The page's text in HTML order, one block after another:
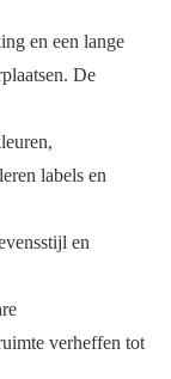
en een lange
De
labels en
en
verheffen tot